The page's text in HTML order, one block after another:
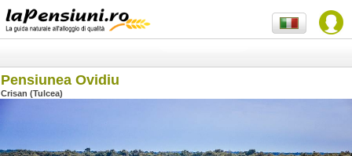
Pensiunea Ovidiu
Crisan (Tulcea)